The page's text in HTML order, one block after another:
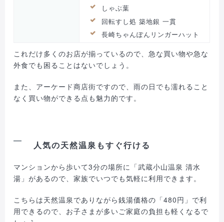
しゃぶ葉
回転すし処 築地銀 一貫
長崎ちゃんぽんリンガーハット
これだけ多くのお店が揃っているので、急な買い物や急な
外食でも困ることはないでしょう。
また、アーケード商店街ですので、雨の日でも濡れること
なく買い物ができる点も魅力的です。
人気の天然温泉もすぐ行ける
マンションから歩いて3分の場所に「武蔵小山温泉 清水
湯」があるので、家族でいつでも気軽に利用できます。
こちらは天然温泉でありながら銭湯価格の「480円」で利
用できるので、お子さまが多いご家庭の負担も軽くなるで